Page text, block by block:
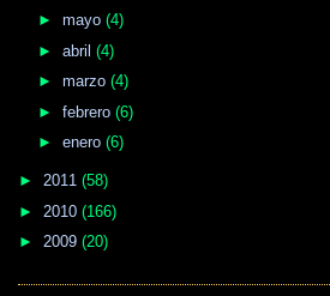
► mayo (4)
► abril (4)
► marzo (4)
► febrero (6)
► enero (6)
► 2011 (58)
► 2010 (166)
► 2009 (20)